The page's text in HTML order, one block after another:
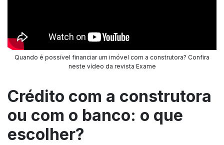
Quando é possível financiar um imóvel com a construtora? Confira
neste vídeo da revista Exame
Crédito com a construtora
ou com o banco: o que
escolher?